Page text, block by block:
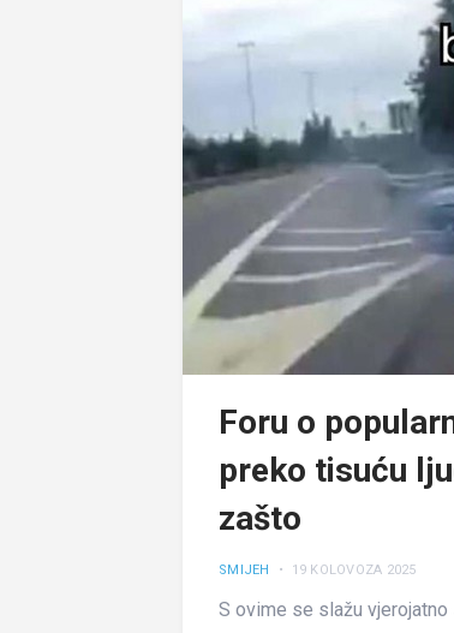
Foru o
preko tisuću
zašto
SMIJEH • 19 KOLOVOZA 2025
S ovime se slažu